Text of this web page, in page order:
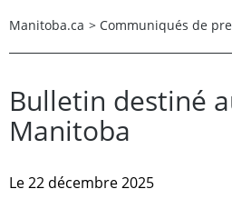
Manitoba.ca > Communiqués de
Bulletin destiné
Manitoba
Le 22 décembre 2025